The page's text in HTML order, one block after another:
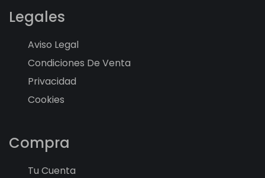
Legales
Aviso Legal
Condiciones De Venta
Privacidad
Cookies
Compra
Tu Cuenta